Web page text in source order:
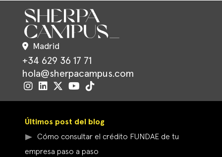
Madrid
+34 629 36 17 71
hola@sherpacampus.com
Últimos post del blog
Cómo consultar el crédito FUNDAE de tu
empresa paso a paso